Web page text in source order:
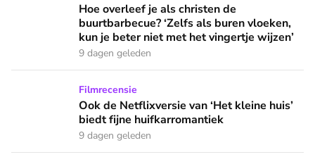
Hoe overleef je als christen de buurtbarbecue? ‘Zelfs als
Hoe overleef je als christen de
buurtbarbecue? ‘Zelfs als buren vloeken,
kun je beter niet met het vingertje wijzen’
9 dagen geleden
Ook de Netflixversie van ‘Het kleine huis’ biedt fijne
Filmrecensie
Ook de Netflixversie van ‘Het kleine huis’
biedt fijne huifkarromantiek
9 dagen geleden